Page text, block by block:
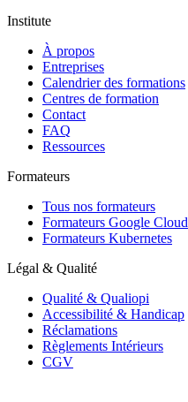
Institute
À propos
Entreprises
Calendrier des formations
Centres de formation
Contact
FAQ
Ressources
Formateurs
Tous nos formateurs
Formateurs Google Cloud
Formateurs Kubernetes
Légal & Qualité
Qualité & Qualiopi
Accessibilité & Handicap
Réclamations
Règlements Intérieurs
CGV